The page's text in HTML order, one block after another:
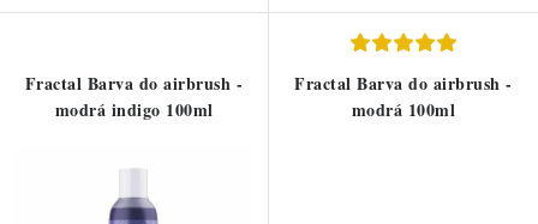
Fractal Barva do airbrush -
modrá indigo 100ml
Fractal Barva do airbrush -
modrá 100ml